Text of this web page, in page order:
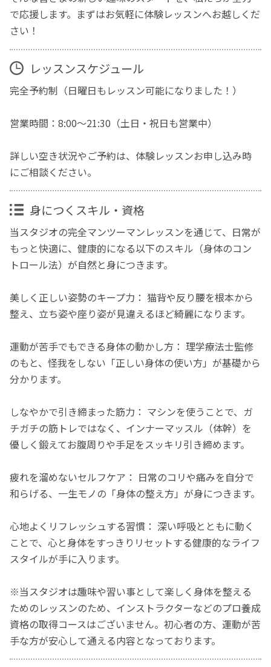
で応援します。まずはお気軽に体験レッスンへお越しくだ
さい！
レッスンスケジュール
完全予約制（日曜日もレッスン可能になりました！）
営業時間：8:00〜21:30（土日・祝日も営業中）
詳しい空き状況やご予約は、体験レッスンお申し込み時
にご相談ください。
身につくスキル・資格
当スタジオの完全マンツーマンレッスンを通じて、日常が
もっと快適に、健康的になる以下のスキル（身体のコン
トロール法）が自然と身につきます。
美しく正しい姿勢のキープ力： 猫背や反り腰を根本から
整え、立ち姿や座り姿が見違えるほど綺麗になります。
運動が苦手でもできる身体の動かし方： 理学療法士監修
のもと、怪我をしない「正しい身体の使い方」が基礎から
分かります。
しなやかで引き締まった筋力： マシンを使うことで、ガ
チガチの筋トレではなく、インナーマッスル（体幹）を
優しく鍛えてお腹周りや手足をスッキリ引き締めます。
疲れを溜めないセルフケア： 日常のコリや痛みを自分で
和らげる、一生モノの「身体の整え方」が身につきます。
心地よくリフレッシュする習慣： 深い呼吸とともに動く
ことで、心と身体をすっきりリセットする健康的なライフ
スタイルが手に入ります。
※当スタジオは趣味や習い事として楽しく身体を整える
ためのレッスンのため、インストラクターなどのプロ養成
資格の取得コースはございません。初心者の方、運動が苦
手な方が安心して通える内容となっております。